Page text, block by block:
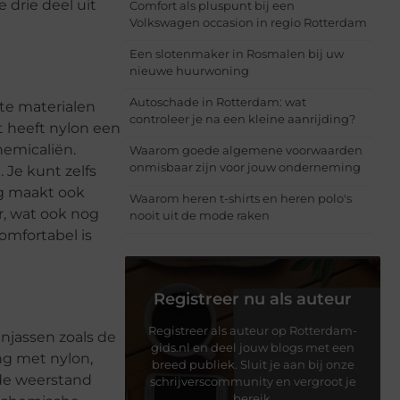
drie deel uit
materialen
heeft nylon een
kunt zelfs
maakt ook
wat ook nog
is
zoals de
met nylon,
weerstand
Comfort als pluspunt bij een
Volkswagen occasion in regio Rotterdam
Een slotenmaker in Rosmalen bij uw
nieuwe huurwoning
Autoschade in Rotterdam: wat
controleer je na een kleine aanrijding?
Waarom goede algemene voorwaarden
onmisbaar zijn voor jouw onderneming
Waarom heren t-shirts en heren polo's
nooit uit de mode raken
Registreer nu als auteur
Registreer als auteur op Rotterdam-
gids.nl en deel jouw blogs met een
breed publiek. Sluit je aan bij onze
schrijverscommunity en vergroot je